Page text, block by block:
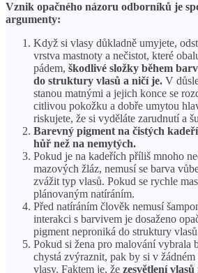
Vznik opačného názoru odborníků je
argumenty:
Když si vlasy důkladně umyjete,
vrstva mastnoty a nečistot, které
pádem, škodlivé složky během
do struktury vlasů a ničí je. V
stanou matnými a jejich konce se
citlivou pokožku a dobře umytou
riskujete, že si vyděláte zarudnutí a
Barevný pigment na čistých
hůř než na nemytých.
Pokud je na kadeřích příliš mnoho
mazových žláz, nemusí se barva
zvážit typ vlasů. Pokud se rychle
plánovaným natíráním.
Před natíráním člověk nemusí
interakci s barvivem je dosaženo
pigment neproniká do struktury
Pokud si žena pro malování vybrala
chystá zvýraznit, pak by si v
vlasy. Faktem je, že zesvětlení